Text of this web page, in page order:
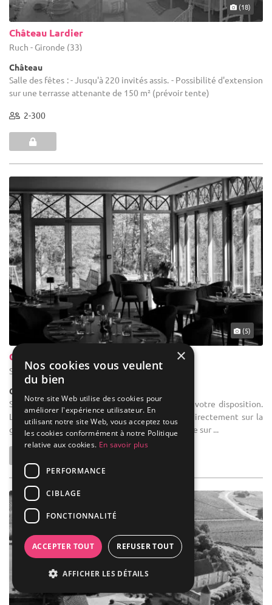
(18)
Château Lardier
Ruch - Gironde (33)
Château
Salle des fêtes : - Jusqu'à 220 invités assis. - Possibilité d'extension
sur une terrasse attenante de 150 m² (prévoir tente)
2-300
(5)
ChÂteau De Sanse
Sainte-Radegonde - Gironde (33)
Château
Salle des fêtes : Deux salles de réunion sont à votre disposition.
L’une pouvant accueillir 15 personnes s’ouvre directement sur la
grande terrasse, la seconde (45 personnes) donne sur ...
×
Nos cookies vous veulent
du bien
Notre site Web utilise des cookies pour
améliorer l'expérience utilisateur. En
utilisant notre site Web, vous acceptez tous
les cookies conformément à notre Politique
relative aux cookies. En savoir plus
PERFORMANCE
CIBLAGE
FONCTIONNALITÉ
ACCEPTER TOUT REFUSER TOUT
AFFICHER LES DÉTAILS